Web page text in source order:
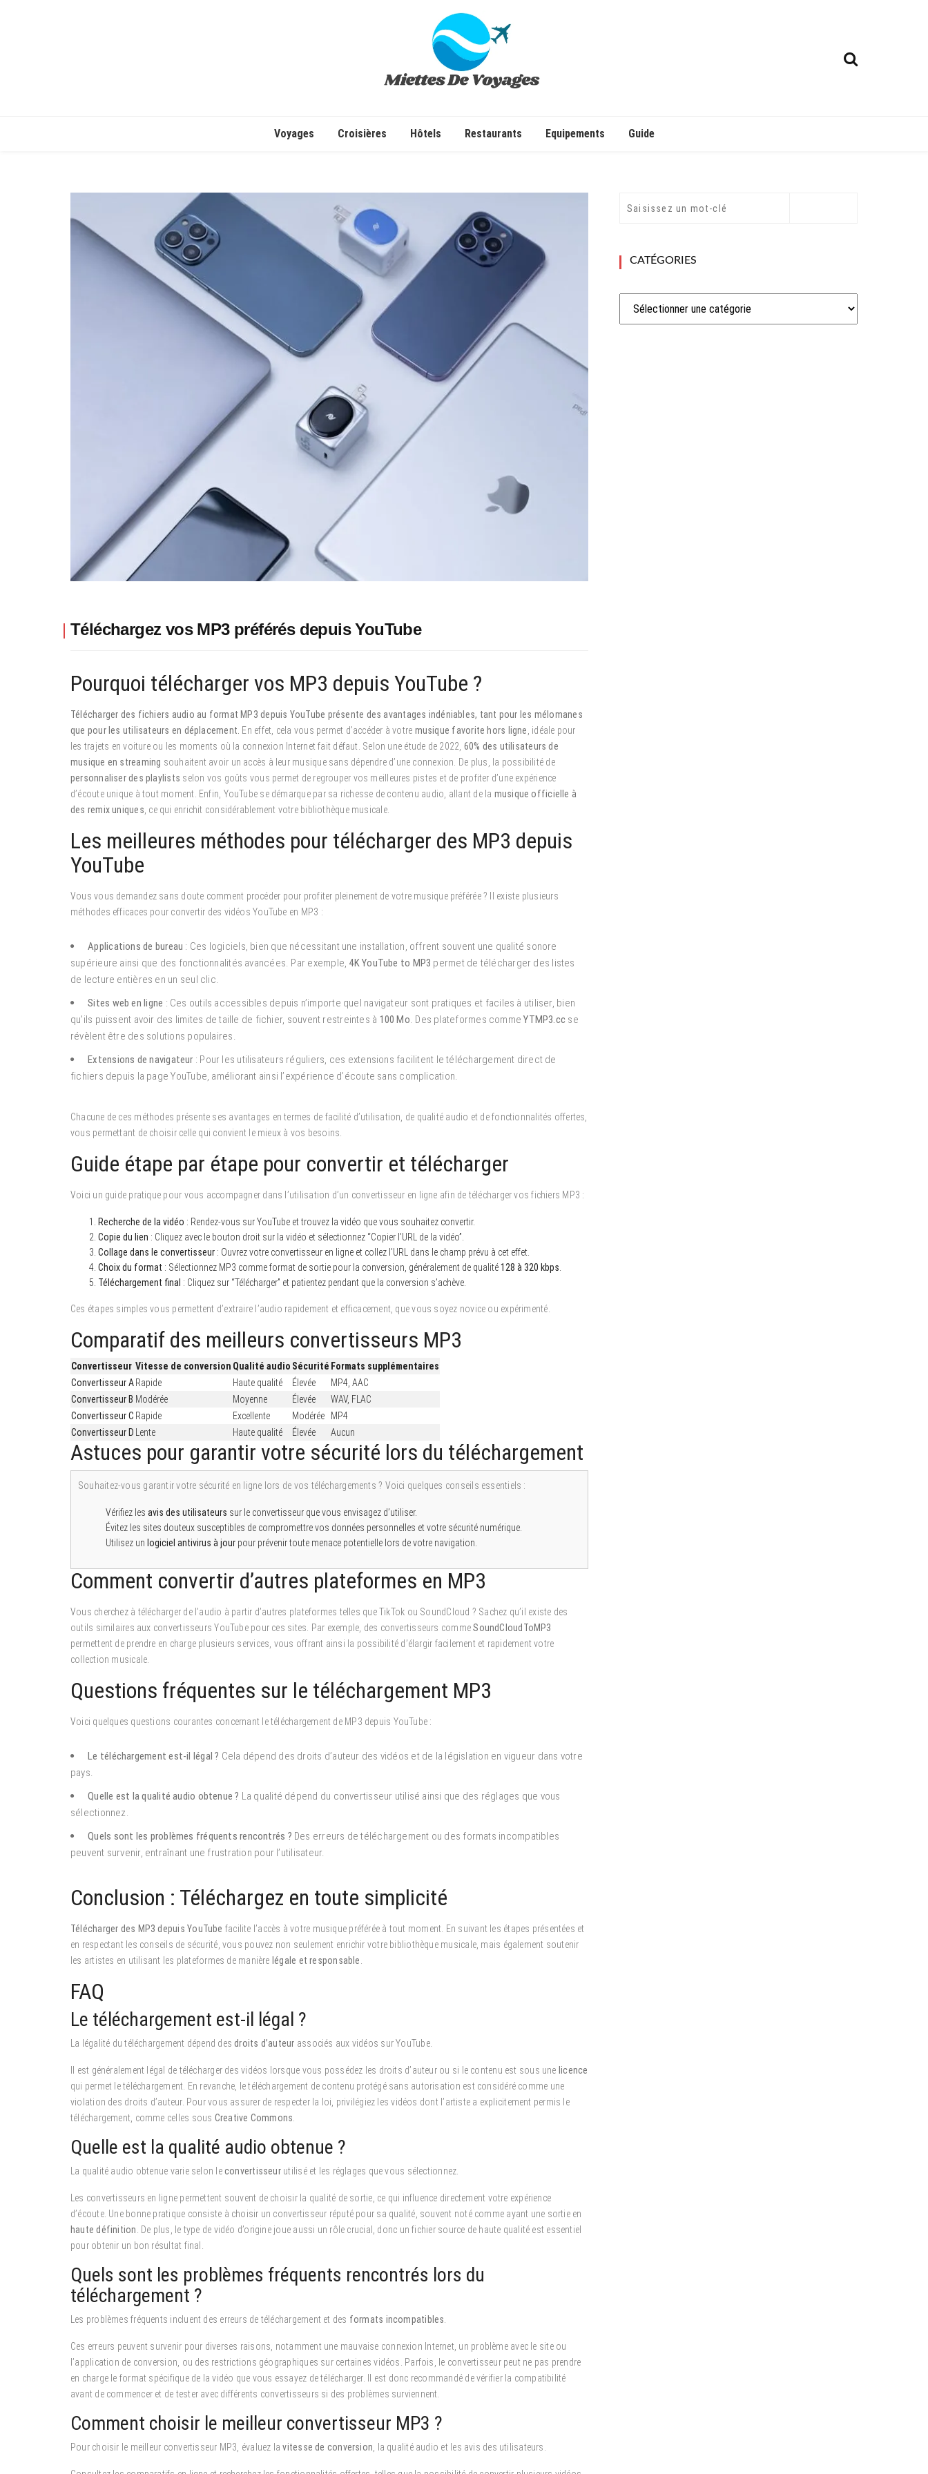
Voyages Croisières Hôtels Restaurants Equipements Guide
Téléchargez vos MP3 préférés depuis YouTube
Pourquoi télécharger vos MP3 depuis YouTube ?
Télécharger des fichiers audio au format MP3 depuis YouTube présente des avantages indéniables, tant pour les mélomanes
que pour les utilisateurs en déplacement. En effet, cela vous permet d’accéder à votre musique favorite hors ligne , idéale pour
les trajets en voiture ou les moments où la connexion Internet fait défaut. Selon une étude de 2022, 60% des utilisateurs de
musique en streaming souhaitent avoir un accès à leur musique sans dépendre d’une connexion. De plus, la possibilité de
personnaliser des playlists selon vos goûts vous permet de regrouper vos meilleures pistes et de profiter d’une expérience
d’écoute unique à tout moment. Enfin, YouTube se démarque par sa richesse de contenu audio, allant de la musique officielle à
des remix uniques , ce qui enrichit considérablement votre bibliothèque musicale.
Les meilleures méthodes pour télécharger des MP3 depuis
YouTube
Vous vous demandez sans doute comment procéder pour profiter pleinement de votre musique préférée ? Il existe plusieurs
méthodes efficaces pour convertir des vidéos YouTube en MP3 :
Applications de bureau : Ces logiciels, bien que nécessitant une installation, offrent souvent une qualité sonore
supérieure ainsi que des fonctionnalités avancées. Par exemple, 4K YouTube to MP3 permet de télécharger des listes
de lecture entières en un seul clic.
Sites web en ligne : Ces outils accessibles depuis n’importe quel navigateur sont pratiques et faciles à utiliser, bien
qu’ils puissent avoir des limites de taille de fichier, souvent restreintes à 100 Mo . Des plateformes commeYTMP3.cc se
révèlent être des solutions populaires.
Extensions de navigateur : Pour les utilisateurs réguliers, ces extensions facilitent le téléchargement direct de
fichiers depuis la page YouTube, améliorant ainsi l’expérience d’écoute sans complication.
Chacune de ces méthodes présente ses avantages en termes de facilité d’utilisation, de qualité audio et de fonctionnalités offertes,
vous permettant de choisir celle qui convient le mieux à vos besoins.
Guide étape par étape pour convertir et télécharger
Voici un guide pratique pour vous accompagner dans l’utilisation d’un convertisseur en ligne afin de télécharger vos fichiers MP3 :
Recherche de la vidéo : Rendez-vous sur YouTube et trouvez la vidéo que vous souhaitez convertir.
Copie du lien : Cliquez avec le bouton droit sur la vidéo et sélectionnez “Copier l’URL de la vidéo”.
Collage dans le convertisseur : Ouvrez votre convertisseur en ligne et collez l’URL dans le champ prévu à cet effet.
Choix du format : Sélectionnez MP3 comme format de sortie pour la conversion, généralement de qualité128 à 320 kbps
Téléchargement final : Cliquez sur “Télécharger” et patientez pendant que la conversion s’achève.
Ces étapes simples vous permettent d’extraire l’audio rapidement et efficacement, que vous soyez novice ou expérimenté.
Comparatif des meilleurs convertisseurs MP3
Convertisseur Vitesse de conversion Qualité audio Sécurité Formats supplémentaires
Convertisseur ARapide Haute qualité Élevée
MP4, AAC
Convertisseur B Modérée Moyenne Élevée
WAV, FLAC
Convertisseur C Rapide Excellente Modérée
MP4
Convertisseur D Lente Haute qualité Élevée Aucun
Astuces pour garantir votre sécurité lors du téléchargement
Souhaitez-vous garantir votre sécurité en ligne lors de vos téléchargements ? Voici quelques conseils essentiels :
Vérifiez les avis des utilisateurs sur le convertisseur que vous envisagez d’utiliser.
Évitez les sites douteux susceptibles de compromettre vos données personnelles et votre sécurité numérique.
Utilisez un logiciel antivirus à jour pour prévenir toute menace potentielle lors de votre navigation.
Comment convertir d’autres plateformes en MP3
Vous cherchez à télécharger de l’audio à partir d’autres plateformes telles que TikTok ou SoundCloud ? Sachez qu’il existe des
outils similaires aux convertisseurs YouTube pour ces sites. Par exemple, des convertisseurs commeSoundCloudToMP3
permettent de prendre en charge plusieurs services, vous offrant ainsi la possibilité d’élargir facilement et rapidement votre
collection musicale.
Questions fréquentes sur le téléchargement MP3
Voici quelques questions courantes concernant le téléchargement de MP3 depuis YouTube :
Le téléchargement est-il légal ? Cela dépend des droits d’auteur des vidéos et de la législation en vigueur dans votre
pays.
Quelle est la qualité audio obtenue ? La qualité dépend du convertisseur utilisé ainsi que des réglages que vous
sélectionnez.
Quels sont les problèmes fréquents rencontrés ? Des erreurs de téléchargement ou des formats incompatibles
peuvent survenir, entraînant une frustration pour l’utilisateur.
Conclusion : Téléchargez en toute simplicité
Télécharger des MP3 depuis YouTube facilite l’accès à votre musique préférée à tout moment. En suivant les étapes présentées et
en respectant les conseils de sécurité, vous pouvez non seulement enrichir votre bibliothèque musicale, mais également soutenir
les artistes en utilisant les plateformes de manière légale et responsable
FAQ
Le téléchargement est-il légal ?
La légalité du téléchargement dépend desdroits d’auteur associés aux vidéos sur YouTube.
Il est généralement légal de télécharger des vidéos lorsque vous possédez les droits d’auteur ou si le contenu est sous une licence
qui permet le téléchargement. En revanche, le téléchargement de contenu protégé sans autorisation est considéré comme une
violation des droits d’auteur. Pour vous assurer de respecter la loi, privilégiez les vidéos dont l’artiste a explicitement permis le
téléchargement, comme celles sous Creative Commons
Quelle est la qualité audio obtenue ?
La qualité audio obtenue varie selon leconvertisseurutilisé et les réglages que vous sélectionnez.
Les convertisseurs en ligne permettent souvent de choisir la qualité de sortie, ce qui influence directement votre expérience
d’écoute. Une bonne pratique consiste à choisir un convertisseur réputé pour sa qualité, souvent noté comme ayant une sortie en
haute définition . De plus, le type de vidéo d’origine joue aussi un rôle crucial, donc un fichier source de haute qualité est essentiel
pour obtenir un bon résultat final.
Quels sont les problèmes fréquents rencontrés lors du
téléchargement ?
Les problèmes fréquents incluent des erreurs de téléchargement et des formats incompatibles
Ces erreurs peuvent survenir pour diverses raisons, notamment une mauvaise connexion Internet, un problème avec le site ou
l’application de conversion, ou des restrictions géographiques sur certaines vidéos. Parfois, le convertisseur peut ne pas prendre
en charge le format spécifique de la vidéo que vous essayez de télécharger. Il est donc recommandé de vérifier la compatibilité
avant de commencer et de tester avec différents convertisseurs si des problèmes surviennent.
Comment choisir le meilleur convertisseur MP3 ?
Pour choisir le meilleur convertisseur MP3, évaluez lavitesse de conversion , la qualité audio et les avis des utilisateurs.
CATÉGORIES